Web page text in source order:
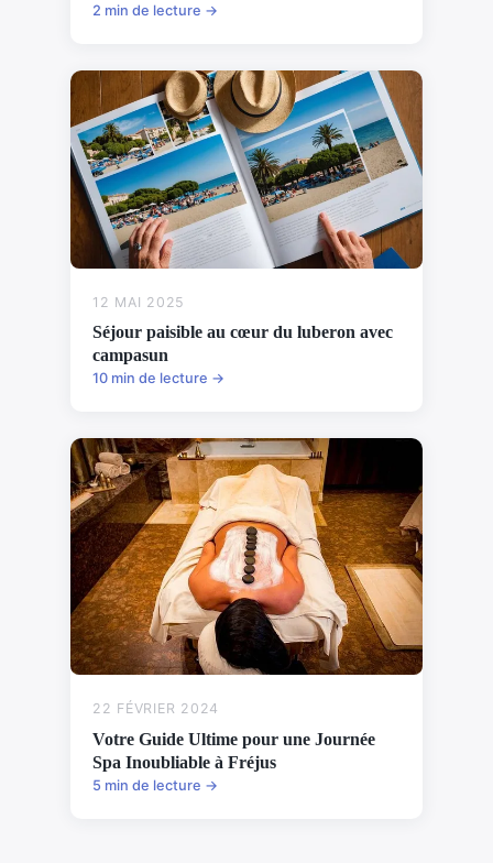
2 min de lecture →
12 MAI 2025
Séjour paisible au cœur du luberon avec
campasun
10 min de lecture →
22 FÉVRIER 2024
Votre Guide Ultime pour une Journée
Spa Inoubliable à Fréjus
5 min de lecture →